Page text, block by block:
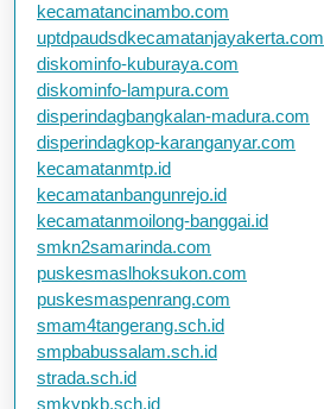
kecamatancinambo.com
uptdpaudsdkecamatanjayakerta.com
diskominfo-kuburaya.com
diskominfo-lampura.com
disperindagbangkalan-madura.com
disperindagkop-karanganyar.com
kecamatanmtp.id
kecamatanbangunrejo.id
kecamatanmoilong-banggai.id
smkn2samarinda.com
puskesmaslhoksukon.com
puskesmaspenrang.com
smam4tangerang.sch.id
smpbabussalam.sch.id
strada.sch.id
smkypkb.sch.id